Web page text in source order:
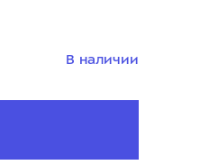
В наличии